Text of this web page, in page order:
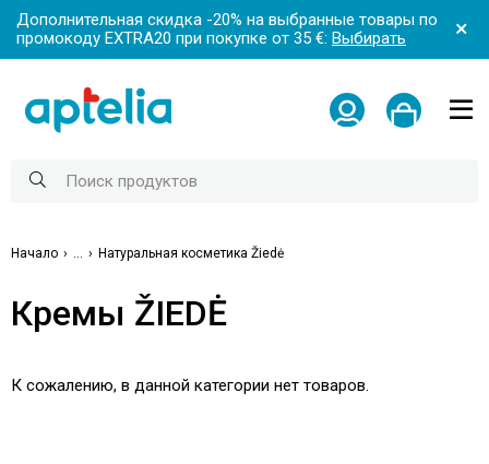
Дополнительная скидка -20% на выбранные товары по
промокоду EXTRA20 при покупке от 35 €: Выбирать
Начало Натуральная косметика Žiedė
Кремы ŽIEDĖ
К сожалению, в данной категории нет товаров.